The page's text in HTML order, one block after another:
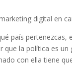
digital en
país pertenezcas,
que la política es un
con ella tiene